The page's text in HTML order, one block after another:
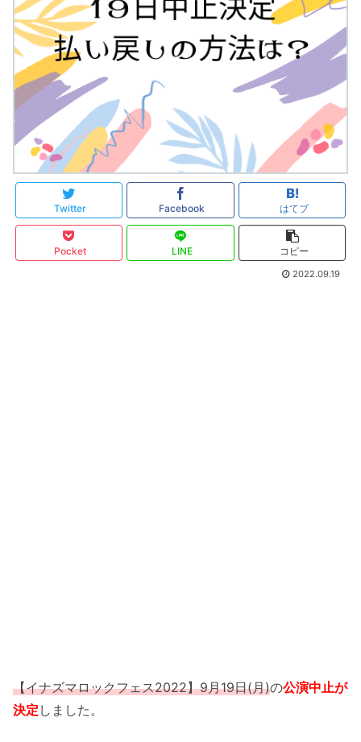
Twitter Facebook はてブ
Pocket LINE コピー
2022.09.19
【イナズマロックフェス2022】9月19日(月)の公演中止が
決定 しました。